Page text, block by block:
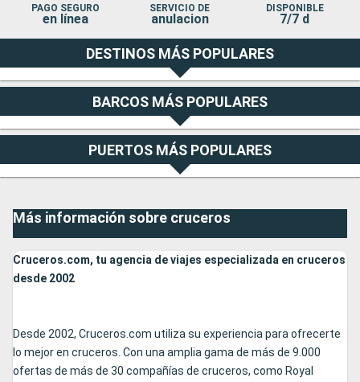
PAGO SEGURO
en línea
SERVICIO DE
anulacion
DISPONIBLE
7/7 d
DESTINOS MÁS POPULARES
BARCOS MÁS POPULARES
PUERTOS MÁS POPULARES
Más información sobre cruceros
Cruceros.com, tu agencia de viajes especializada en cruceros
desde 2002
Desde 2002, Cruceros.com utiliza su experiencia para ofrecerte
lo mejor en cruceros. Con una amplia gama de más de 9.000
ofertas de más de 30 compañías de cruceros, como Royal